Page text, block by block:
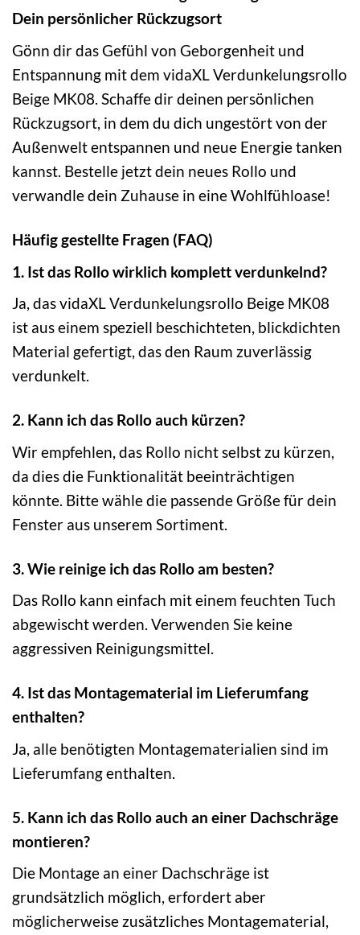
Dein persönlicher Rückzugsort
Gönn dir das Gefühl von Geborgenheit und
Entspannung mit dem vidaXL Verdunkelungsrollo
Beige MK08. Schaffe dir deinen persönlichen
Rückzugsort, in dem du dich ungestört von der
Außenwelt entspannen und neue Energie tanken
kannst. Bestelle jetzt dein neues Rollo und
verwandle dein Zuhause in eine Wohlfühloase!
Häufig gestellte Fragen (FAQ)
1. Ist das Rollo wirklich komplett verdunkelnd?
Ja, das vidaXL Verdunkelungsrollo Beige MK08
ist aus einem speziell beschichteten, blickdichten
Material gefertigt, das den Raum zuverlässig
verdunkelt.
2. Kann ich das Rollo auch kürzen?
Wir empfehlen, das Rollo nicht selbst zu kürzen,
da dies die Funktionalität beeinträchtigen
könnte. Bitte wähle die passende Größe für dein
Fenster aus unserem Sortiment.
3. Wie reinige ich das Rollo am besten?
Das Rollo kann einfach mit einem feuchten Tuch
abgewischt werden. Verwenden Sie keine
aggressiven Reinigungsmittel.
4. Ist das Montagematerial im Lieferumfang
enthalten?
Ja, alle benötigten Montagematerialien sind im
Lieferumfang enthalten.
5. Kann ich das Rollo auch an einer Dachschräge
montieren?
Die Montage an einer Dachschräge ist
grundsätzlich möglich, erfordert aber
möglicherweise zusätzliches Montagematerial,